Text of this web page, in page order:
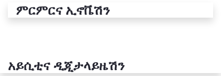
ምርምርና ኢኖቬሽን
አይሲቲና ዲጂታላይዜሽን